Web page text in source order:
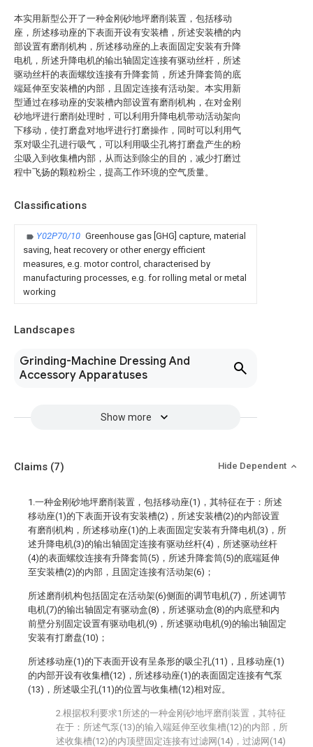
本实用新型公开了一种金刚砂地坪磨削装置，包括移动
座，所述移动座的下表面开设有安装槽，所述安装槽的内
部设置有磨削机构，所述移动座的上表面固定安装有升降
电机，所述升降电机的输出轴固定连接有驱动丝杆，所述
驱动丝杆的表面螺纹连接有升降套筒，所述升降套筒的底
端延伸至安装槽的内部，且固定连接有活动架。本实用新
型通过在移动座的安装槽内部设置有磨削机构，在对金刚
砂地坪进行磨削处理时，可以利用升降电机带动活动架向
下移动，使打磨盘对地坪进行打磨操作，同时可以利用气
泵对吸尘孔进行吸气，可以利用吸尘孔将打磨盘产生的粉
尘吸入到收集槽内部，从而达到除尘的目的，减少打磨过
程中飞扬的颗粒粉尘，提高工作环境的空气质量。
Classifications
Y02P70/10 Greenhouse gas [GHG] capture, material
saving, heat recovery or other energy efficient
measures, e.g. motor control, characterised by
manufacturing processes, e.g. for rolling metal or metal
working
Landscapes
Grinding-Machine Dressing And
Accessory Apparatuses
Show more
Claims (7) Hide Dependent
1.一种金刚砂地坪磨削装置，包括移动座(1)，其特征在于：所述
移动座(1)的下表面开设有安装槽(2)，所述安装槽(2)的内部设置
有磨削机构，所述移动座(1)的上表面固定安装有升降电机(3)，所
述升降电机(3)的输出轴固定连接有驱动丝杆(4)，所述驱动丝杆
(4)的表面螺纹连接有升降套筒(5)，所述升降套筒(5)的底端延伸
至安装槽(2)的内部，且固定连接有活动架(6)；
所述磨削机构包括固定在活动架(6)侧面的调节电机(7)，所述调节
电机(7)的输出轴固定有驱动盒(8)，所述驱动盒(8)的内底壁和内
前壁分别固定设置有驱动电机(9)，所述驱动电机(9)的输出轴固定
安装有打磨盘(10)；
所述移动座(1)的下表面开设有呈条形的吸尘孔(11)，且移动座(1)
的内部开设有收集槽(12)，所述移动座(1)的表面固定连接有气泵
(13)，所述吸尘孔(11)的位置与收集槽(12)相对应。
2.根据权利要求1所述的一种金刚砂地坪磨削装置，其特征
在于：所述气泵(13)的输入端延伸至收集槽(12)的内部，所
述收集槽(12)的内顶壁固定连接有过滤网(14)，过滤网(14)